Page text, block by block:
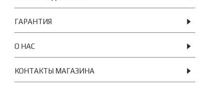
ГАРАНТИЯ
О НАС
КОНТАКТЫ МАГАЗИНА